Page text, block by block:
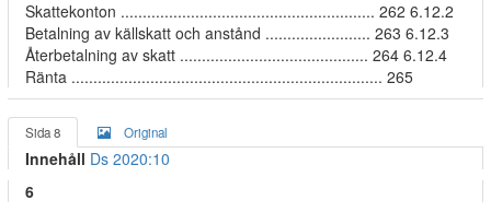
Skattekonton .......................................................... 262 6.12.2
Betalning av källskatt och anstånd ........................ 263 6.12.3
Återbetalning av skatt ........................................... 264 6.12.4
Ränta ....................................................................... 265
Sida 8 Original
Innehåll Ds 2020:10
6